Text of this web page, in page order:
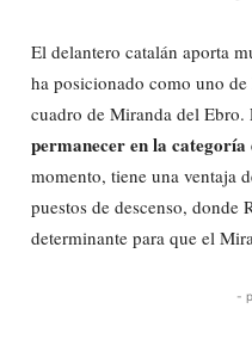
El delantero catalán aporta
ha posicionado como uno
cuadro de Miranda del Ebro.
permanecer en la
momento, tiene una ventaja
puestos de descenso, donde
determinante para que el
-